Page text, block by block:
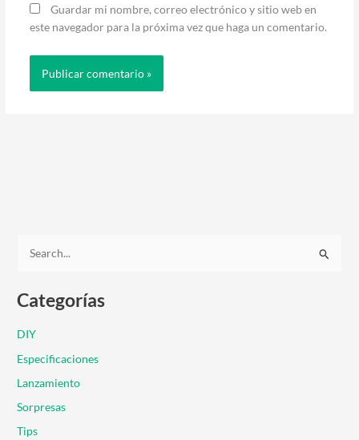
Guardar mi nombre, correo electrónico y sitio web en
este navegador para la próxima vez que haga un comentario.
s
a
r
p
o
r
Categorías
DIY
Especificaciones
Lanzamiento
Sorpresas
Tips